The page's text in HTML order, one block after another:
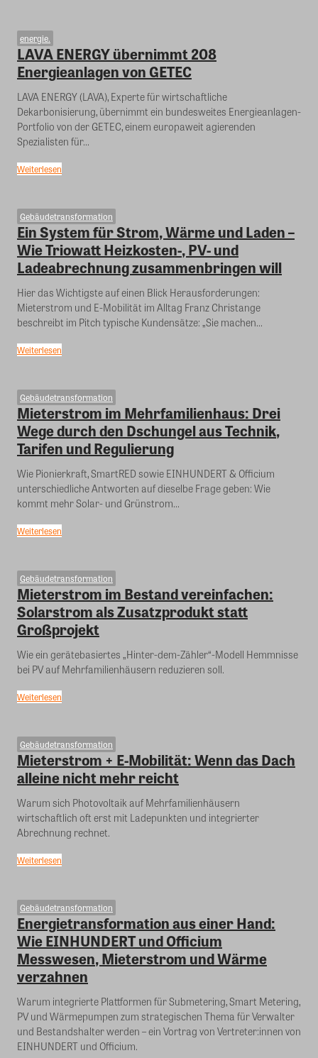
energie.
LAVA ENERGY übernimmt 208
Energieanlagen von GETEC
LAVA ENERGY (LAVA), Experte für wirtschaftliche
Dekarbonisierung, übernimmt ein bundesweites Energieanlagen-
Portfolio von der GETEC, einem europaweit agierenden
Spezialisten für...
Weiterlesen
Gebäudetransformation
Ein System für Strom, Wärme und Laden –
Wie Triowatt Heizkosten-, PV- und
Ladeabrechnung zusammenbringen will
Hier das Wichtigste auf einen Blick Herausforderungen:
Mieterstrom und E-Mobilität im Alltag Franz Christange
beschreibt im Pitch typische Kundensätze: „Sie machen...
Weiterlesen
Gebäudetransformation
Mieterstrom im Mehrfamilienhaus: Drei
Wege durch den Dschungel aus Technik,
Tarifen und Regulierung
Wie Pionierkraft, SmartRED sowie EINHUNDERT & Officium
unterschiedliche Antworten auf dieselbe Frage geben: Wie
kommt mehr Solar- und Grünstrom...
Weiterlesen
Gebäudetransformation
Mieterstrom im Bestand vereinfachen:
Solarstrom als Zusatzprodukt statt
Großprojekt
Wie ein gerätebasiertes „Hinter-dem-Zähler“-Modell Hemmnisse
bei PV auf Mehrfamilienhäusern reduzieren soll.
Weiterlesen
Gebäudetransformation
Mieterstrom + E-Mobilität: Wenn das Dach
alleine nicht mehr reicht
Warum sich Photovoltaik auf Mehrfamilienhäusern
wirtschaftlich oft erst mit Ladepunkten und integrierter
Abrechnung rechnet.
Weiterlesen
Gebäudetransformation
Energietransformation aus einer Hand:
Wie EINHUNDERT und Officium
Messwesen, Mieterstrom und Wärme
verzahnen
Warum integrierte Plattformen für Submetering, Smart Metering,
PV und Wärmepumpen zum strategischen Thema für Verwalter
und Bestandshalter werden – ein Vortrag von Vertreter:innen von
EINHUNDERT und Officium.